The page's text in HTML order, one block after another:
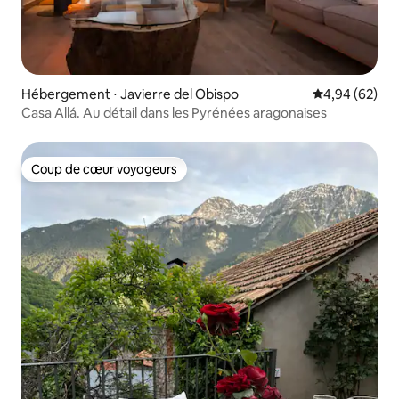
Hébergement ⋅ Javierre del Obispo Évaluation
4,94 (62)
Casa Allá. Au détail dans les Pyrénées aragonaises
Coup de cœur voyageurs
Coup de cœur voyageurs